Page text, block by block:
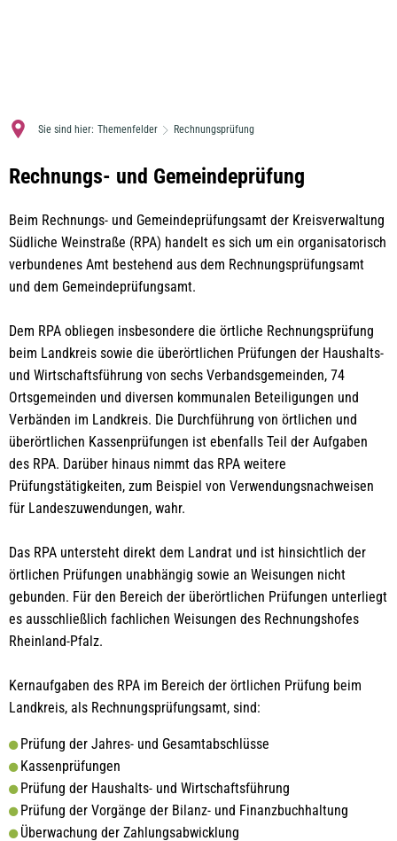
Sie sind hier: Themenfelder Rechnungsprüfung
Rechnungsprüfung
Rechnungs- und Gemeindeprüfung
Beim Rechnungs- und Gemeindeprüfungsamt der Kreisverwaltung
Südliche Weinstraße (RPA) handelt es sich um ein organisatorisch
verbundenes Amt bestehend aus dem Rechnungsprüfungsamt
und dem Gemeindeprüfungsamt.
Dem RPA obliegen insbesondere die örtliche Rechnungsprüfung
beim Landkreis sowie die überörtlichen Prüfungen der Haushalts-
und Wirtschaftsführung von sechs Verbandsgemeinden, 74
Ortsgemeinden und diversen kommunalen Beteiligungen und
Verbänden im Landkreis. Die Durchführung von örtlichen und
überörtlichen Kassenprüfungen ist ebenfalls Teil der Aufgaben
des RPA. Darüber hinaus nimmt das RPA weitere
Prüfungstätigkeiten, zum Beispiel von Verwendungsnachweisen
für Landeszuwendungen, wahr.
Das RPA untersteht direkt dem Landrat und ist hinsichtlich der
örtlichen Prüfungen unabhängig sowie an Weisungen nicht
gebunden. Für den Bereich der überörtlichen Prüfungen unterliegt
es ausschließlich fachlichen Weisungen des Rechnungshofes
Rheinland-Pfalz.
Kernaufgaben des RPA im Bereich der örtlichen Prüfung beim
Landkreis, als Rechnungsprüfungsamt, sind:
Prüfung der Jahres- und Gesamtabschlüsse
Kassenprüfungen
Prüfung der Haushalts- und Wirtschaftsführung
Prüfung der Vorgänge der Bilanz- und Finanzbuchhaltung
Überwachung der Zahlungsabwicklung